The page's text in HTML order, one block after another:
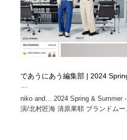
であうにあう編集部 | 2024
…
niko and… 2024 Spring & Summer
演/北村匠海 清原果耶 ブランドムー